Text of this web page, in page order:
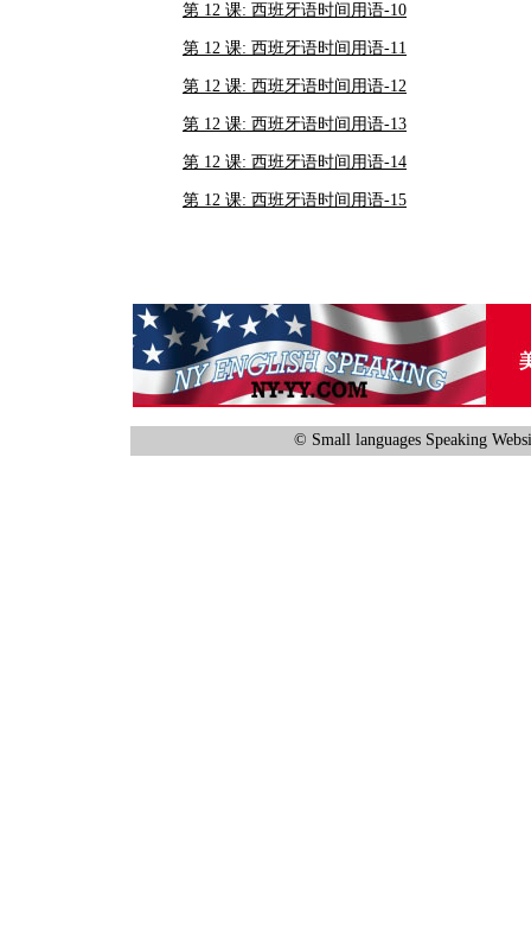
第 12 课: 西班牙语时间用语-10
第 12 课: 西班牙语时间用语-11
第 12 课: 西班牙语时间用语-12
第 12 课: 西班牙语时间用语-13
第 12 课: 西班牙语时间用语-14
第 12 课: 西班牙语时间用语-15
© Small languages Speaking